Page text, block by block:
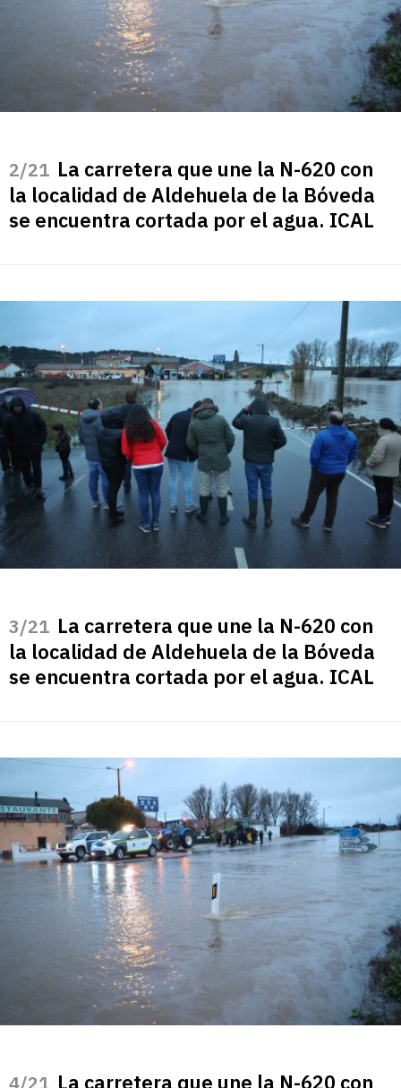
/21 La carretera que une la N-620 con
la localidad de Aldehuela de la Bóveda
se encuentra cortada por el agua. ICAL
/21 La carretera que une la N-620 con
la localidad de Aldehuela de la Bóveda
se encuentra cortada por el agua. ICAL
/21 La carretera que une la N-620 con